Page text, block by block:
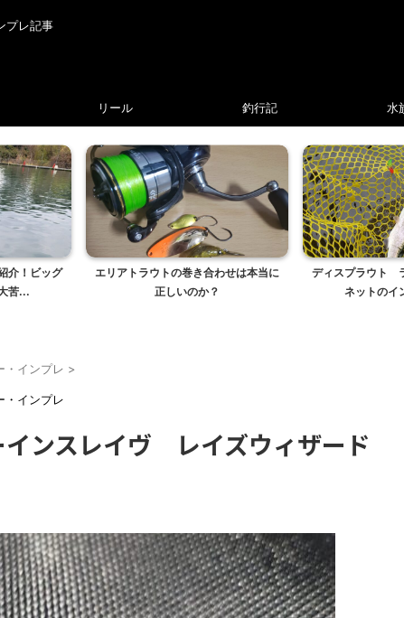
プレ記事
リール 釣行記 水
介！ビッグ
苦...
エリアトラウトの巻き合わせは本当に
正しいのか？
ディスプラウト
ネットのイ
・インプレ >
・インプレ
ンスレイヴ レイズウィザード